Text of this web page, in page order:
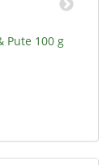
Pute 100 g